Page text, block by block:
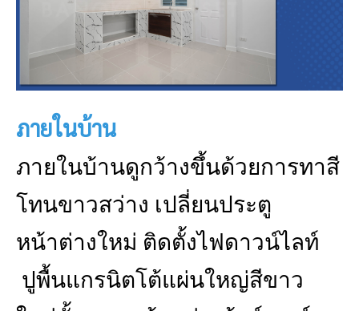
ภายในบ้าน
ภายในบ้านดูกว้างขึ้นด้วยการทาสี
โทนขาวสว่าง เปลี่ยนประตู
หน้าต่างใหม่ ติดตั้งไฟดาวน์ไลท์
ปูพื้นแกรนิตโต้แผ่นใหญ่สีขาว